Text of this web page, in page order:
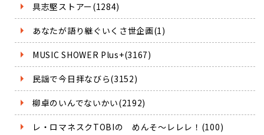
具志堅ストアー(1284)
あなたが語り継ぐいくさ世企画(1)
MUSIC SHOWER Plus+(3167)
民謡で今日拝なびら(3152)
柳卓のいんでないかい(2192)
レ・ロマネスクTOBIの めんそ～レレレ！(100)